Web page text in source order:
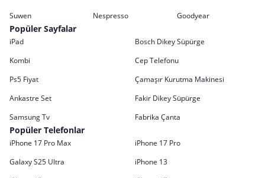
Suwen
Nespresso Goodyear
Popüler Sayfalar
iPad
Bosch Dikey Süpürge
Kombi
Cep Telefonu
Ps5 Fiyat
Çamaşır Kurutma Makinesi
Ankastre Set
Fakir Dikey Süpürge
Samsung Tv
Fabrika Çanta
Popüler Telefonlar
iPhone 17 Pro Max
iPhone 17 Pro
Galaxy S25 Ultra
iPhone 13